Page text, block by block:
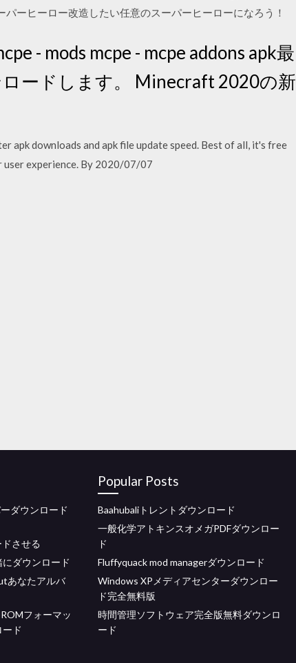
ーヒーロー改造したい任意のスーパーヒーローになろう！
- mods mcpe - mcpe addons apk最
ードします。 Minecraft 2020の新
apk downloads and apk file update speed. Best of all, it's free
user experience. By 2020/07/07
ダウンロード
させる
ダウンロード
あなたアルバ
フォーマッ
ド
Popular Posts
Baahubaliトレントダウンロード
一般化学アトキンスオメガPDFダウンロー
ド
Fluffyquack mod managerダウンロード
Windows XPメディアセンターダウンロー
ド完全無料版
時間管理ソフトウェア完全版無料ダウンロ
ード